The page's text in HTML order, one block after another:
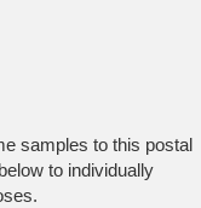
samples to this postal
to individually